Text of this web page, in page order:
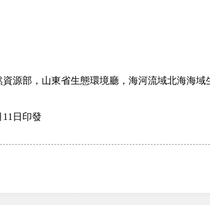
部，山東省生態環境廳，海河流域北海海域
日印發